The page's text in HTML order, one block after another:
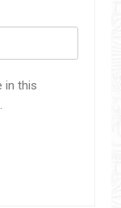
in this